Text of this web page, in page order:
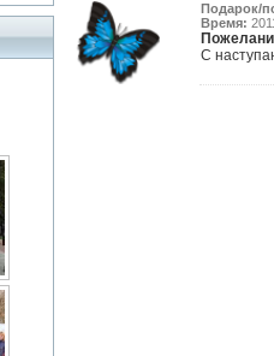
Подарок/
Время:
С